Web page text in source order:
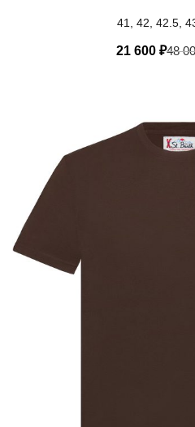
41, 42, 42.5,
21 600 ₽48